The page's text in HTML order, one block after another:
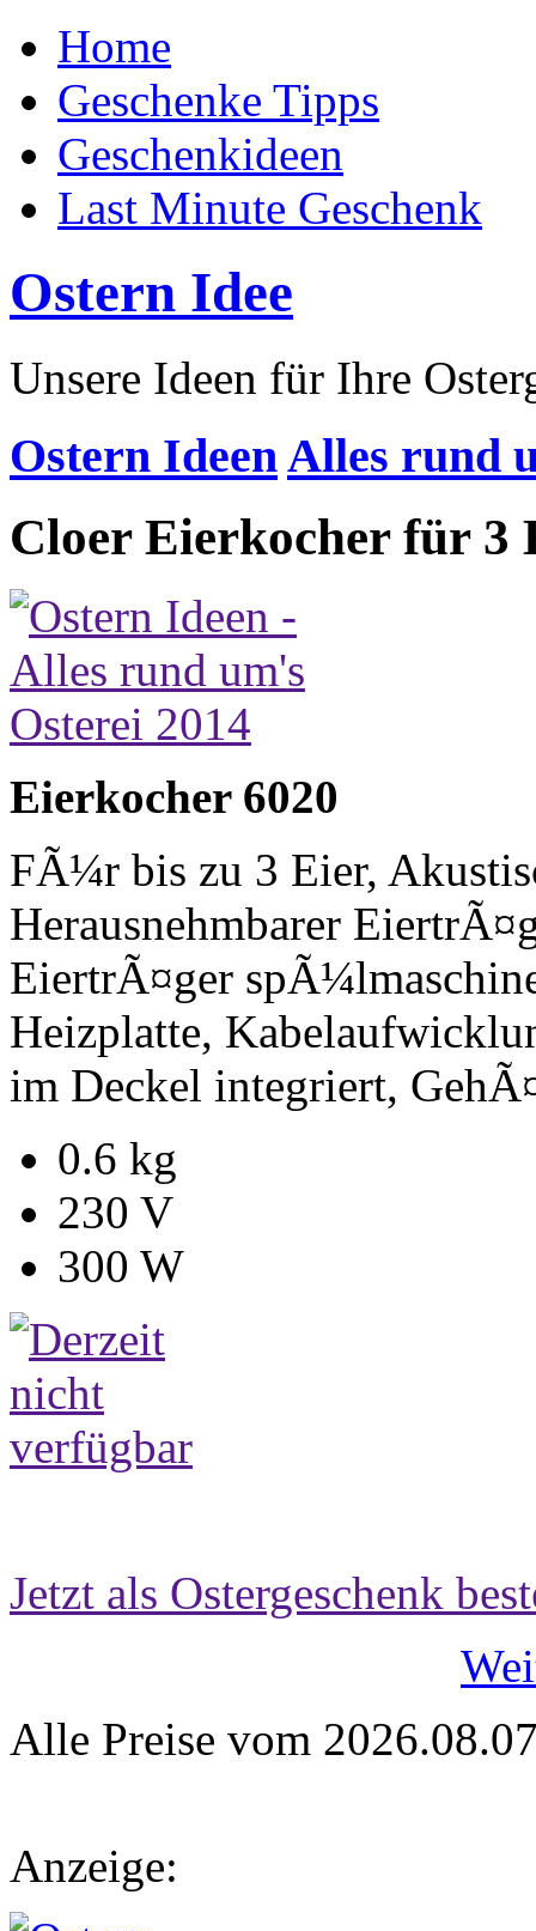
Home
Geschenke Tipps
Geschenkideen
Last Minute Geschenk
Ostern Idee
Unsere Ideen für Ihre
Ostern IdeenAlles rund
Cloer Eierkocher für 3
Eierkocher 6020
FÃ¼r bis zu 3 Eier,
Herausnehmbarer
EiertrÃ¤ger
Heizplatte,
im Deckel integriert,
0.6 kg
230 V
300 W
Jetzt als Ostergeschenk
Alle Preise vom
Anzeige: